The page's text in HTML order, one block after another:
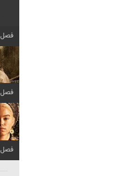
فصل 1 قسمت 8 اضافه شد
فصل 2 قسمت 7 اضافه شد
فصل 3 قسمت 7 اضافه شد